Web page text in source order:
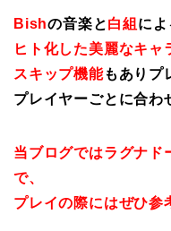
Bishの音楽と白組 によ
ヒト化した美麗なキャ
スキップ機能もありプ
プレイヤーごとに合わ
当ブログではラグナド
で、
プレイの際にはぜひ参